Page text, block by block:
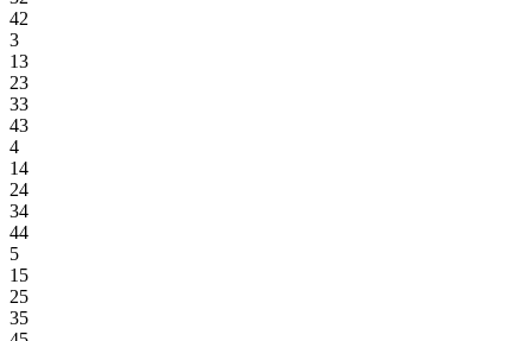
42
3
13
23
33
43
4
14
24
34
44
5
15
25
35